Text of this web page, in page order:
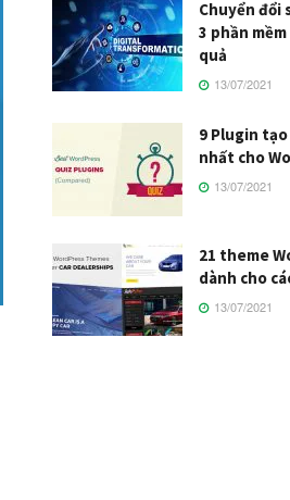
Chuyển đổi
3 phần
quả
13/07/2021
9 Plugin
nhất cho
13/07/2021
21 theme
dành cho
13/07/2021